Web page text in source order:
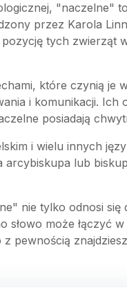
"naczelne"
przez Karola
pozycję tych
które czynią je
i komunikacji. Ich
posiadają
i wielu innych
lub
nie tylko odnosi
słowo może łączyć
pewnością